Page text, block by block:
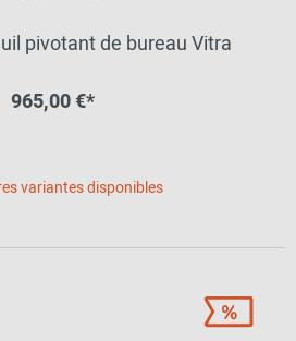
pivotant de bureau Vitra
965,00 €*
variantes disponibles